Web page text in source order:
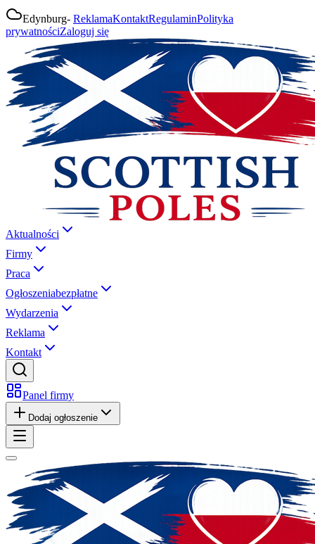
Edynburg- ReklamaKontaktRegulaminPolityka
prywatnościZaloguj się
Aktualności
Firmy
Praca
Ogłoszeniabezpłatne
Wydarzenia
Reklama
Kontakt
Panel firmy
Dodaj ogłoszenie